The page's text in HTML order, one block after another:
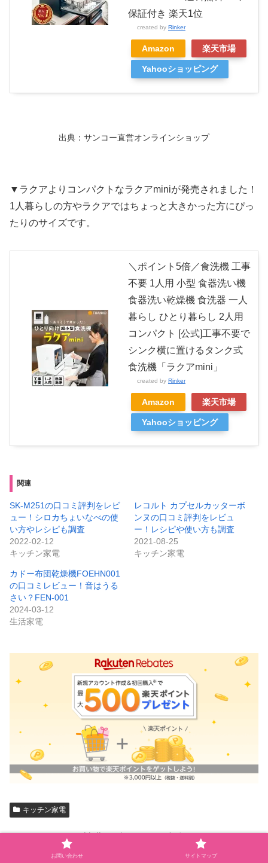
保証付き 楽天1位
created by Rinker
Amazon 楽天市場
Yahooショッピング
出典：サンコー直営オンラインショップ
▼ラクアよりコンパクトなラクアminiが発売されました！
1人暮らしの方やラクアではちょっと大きかった方にぴっ
たりのサイズです。
＼ポイント5倍／食洗機 工事
不要 1人用 小型 食器洗い機
食器洗い乾燥機 食洗器 一人
暮らし ひとり暮らし 2人用
コンパクト [公式]工事不要で
シンク横に置けるタンク式
食洗機「ラクアmini」
created by Rinker
Amazon 楽天市場
Yahooショッピング
関連
SK-M251の口コミ評判をレビ
ュー！シロカちょいなべの使
い方やレシピも調査
2022-02-12
キッチン家電
レコルト カプセルカッターボ
ンヌの口コミ評判をレビュ
ー！レシピや使い方も調査
2021-08-25
キッチン家電
カドー布団乾燥機FOEHN001
の口コミレビュー！音はうる
さい？FEN-001
2024-03-12
生活家電
キッチン家電
kinikoreをフォローする
お問い合わせ サイトマップ